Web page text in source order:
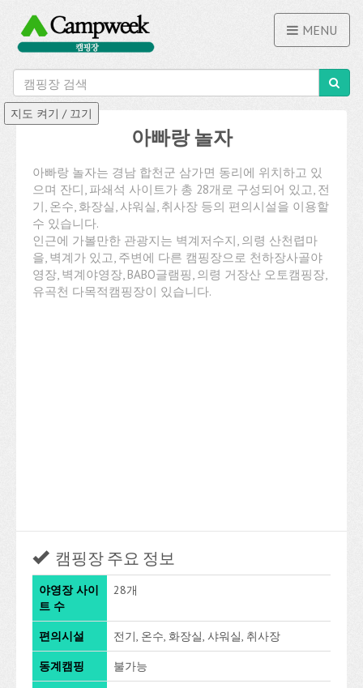
MENU
아빠랑 놀자
아빠랑 놀자는 경남 합천군 삼가면 동리에 위치하고 있
으며 잔디, 파쇄석 사이트가 총 28개로 구성되어 있고, 전
기, 온수, 화장실, 샤워실, 취사장 등의 편의시설을 이용할
수 있습니다.
인근에 가볼만한 관광지는 벽계저수지, 의령 산천렵마
을, 벽계가 있고, 주변에 다른 캠핑장으로 천하장사골야
영장, 벽계야영장, BABO글램핑, 의령 거장산 오토캠핑장,
유곡천 다목적캠핑장이 있습니다.
캠핑장 주요 정보
야영장 사이
트 수
28개
편의시설 전기, 온수, 화장실, 샤워실, 취사장
동계캠핑 불가능